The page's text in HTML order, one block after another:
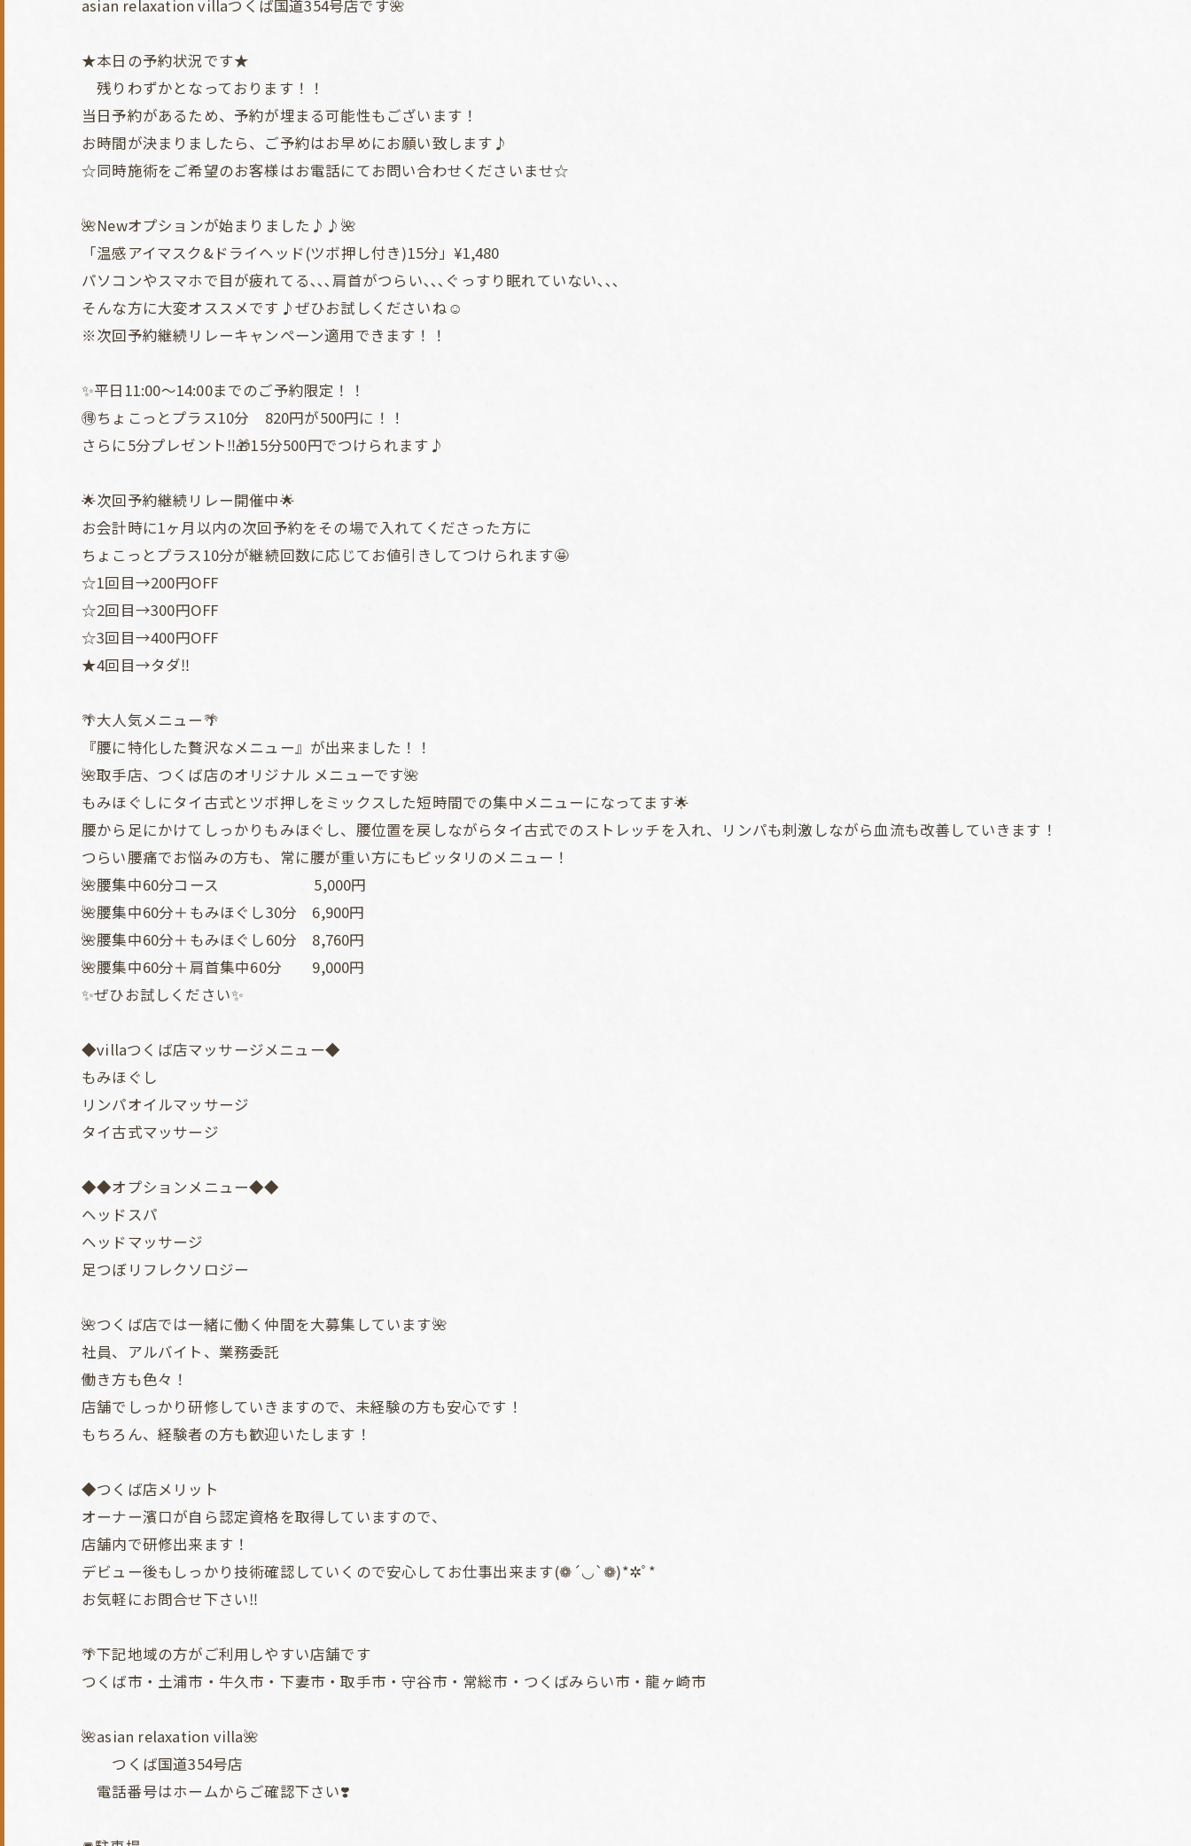
asian relaxation villaつくば国道354号店です🌺
★本日の予約状況です★
残りわずかとなっております！！
当日予約があるため、予約が埋まる可能性もございます！
お時間が決まりましたら、ご予約はお早めにお願い致します♪
☆同時施術をご希望のお客様はお電話にてお問い合わせくださいませ☆
🌺Newオプションが始まりました♪♪🌺
「温感アイマスク&ドライヘッド(ツボ押し付き)15分」¥1,480
パソコンやスマホで目が疲れてる､､､肩首がつらい､､､ぐっすり眠れていない､､､
そんな方に大変オススメです♪ぜひお試しくださいね☺️
※次回予約継続リレーキャンペーン適用できます！！
✨平日11:00～14:00までのご予約限定！！
🉐ちょこっとプラス10分 820円が500円に！！
さらに5分プレゼント‼🎁︎15分500円でつけられます♪
🌟次回予約継続リレー開催中🌟
お会計時に1ヶ月以内の次回予約をその場で入れてくださった方に
ちょこっとプラス10分が継続回数に応じてお値引きしてつけられます🤩
☆1回目→200円OFF
☆2回目→300円OFF
☆3回目→400円OFF
★4回目→タダ‼️
🌴大人気メニュー🌴
『腰に特化した贅沢なメニュー』が出来ました！！
🌺取手店、つくば店のオリジナル メニューです🌺
もみほぐしにタイ古式とツボ押しをミックスした短時間での集中メニューになってます🌟
腰から足にかけてしっかりもみほぐし、腰位置を戻しながらタイ古式でのストレッチを入れ、リンパも刺激しながら血流も改善していきます！
つらい腰痛でお悩みの方も、常に腰が重い方にもピッタリのメニュー！
🌺腰集中60分コース 5,000円
🌺腰集中60分＋もみほぐし30分 6,900円
🌺腰集中60分＋もみほぐし60分 8,760円
🌺腰集中60分＋肩首集中60分 9,000円
✨ぜひお試しください✨
◆villaつくば店マッサージメニュー◆
もみほぐし
リンパオイルマッサージ
タイ古式マッサージ
◆◆オプションメニュー◆◆
ヘッドスパ
ヘッドマッサージ
足つぼリフレクソロジー
🌺つくば店では一緒に働く仲間を大募集しています🌺
社員、アルバイト、業務委託
働き方も色々！
店舗でしっかり研修していきますので、未経験の方も安心です！
もちろん、経験者の方も歓迎いたします！
◆つくば店メリット
オーナー濱口が自ら認定資格を取得していますので、
店舗内で研修出来ます！
デビュー後もしっかり技術確認していくので安心してお仕事出来ます(❁´◡`❁)*✲ﾟ*
お気軽にお問合せ下さい‼︎
🌴下記地域の方がご利用しやすい店舗です
つくば市・土浦市・牛久市・下妻市・取手市・守谷市・常総市・つくばみらい市・龍ヶ崎市
🌺asian relaxation villa🌺
つくば国道354号店
電話番号はホームからご確認下さい❣️